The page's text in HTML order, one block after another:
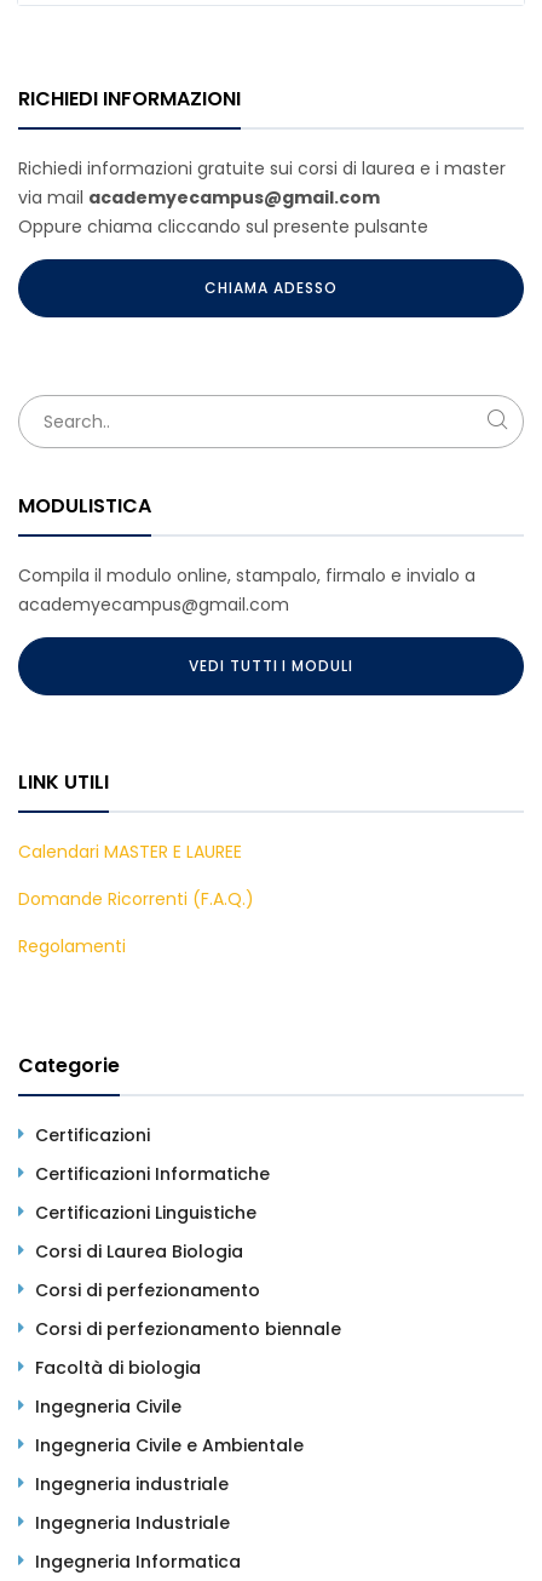
RICHIEDI INFORMAZIONI
Richiedi informazioni gratuite sui corsi di laurea e i master
via mail academyecampus@gmail.com
Oppure chiama cliccando sul presente pulsante
CHIAMA ADESSO
MODULISTICA
Compila il modulo online, stampalo, firmalo e invialo a
academyecampus@gmail.com
VEDI TUTTI I MODULI
LINK UTILI
Calendari MASTER E LAUREE
Domande Ricorrenti (F.A.Q.)
Regolamenti
Categorie
Certificazioni
Certificazioni Informatiche
Certificazioni Linguistiche
Corsi di Laurea Biologia
Corsi di perfezionamento
Corsi di perfezionamento biennale
Facoltà di biologia
Ingegneria Civile
Ingegneria Civile e Ambientale
Ingegneria industriale
Ingegneria Industriale
Ingegneria Informatica